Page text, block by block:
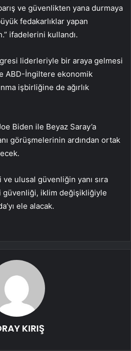
ve güvenlikten yana durmaya
fedakarlıklar yapan
ifadelerini kullandı.
liderleriyle bir araya gelmesi
ABD-İngiltere ekonomik
işbirliğine de ağırlık
Biden ile Beyaz Saray’a
görüşmelerinin ardından ortak
ulusal güvenliğin yanı sıra
güvenliği, iklim değişikliğiyle
ele alacak.
KIRIŞ